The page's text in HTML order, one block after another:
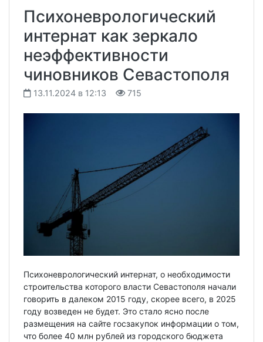
Психоневрологический
интернат как зеркало
неэффективности
чиновников Севастополя
13.11.2024 в 12:13 715
Психоневрологический интернат, о необходимости
строительства которого власти Севастополя начали
говорить в далеком 2015 году, скорее всего, в 2025
году возведен не будет. Это стало ясно после
размещения на сайте госзакупок информации о том,
что более 40 млн рублей из городского бюджета